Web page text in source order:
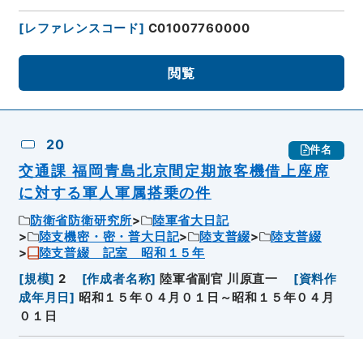
[レファレンスコード] C01007760000
閲覧
20 件名
交通課 福岡青島北京間定期旅客機借上座席
に対する軍人軍属搭乗の件
防衛省防衛研究所
陸軍省大日記
陸支機密・密・普大日記
陸支普綴
陸支普綴
陸支普綴 記室 昭和１５年
[規模] 2 [作成者名称] 陸軍省副官 川原直一 [資料作
成年月日] 昭和１５年０４月０１日～昭和１５年０４月
０１日